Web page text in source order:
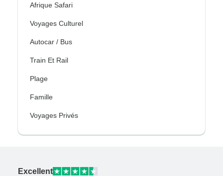
Afrique Safari
Voyages Culturel
Autocar / Bus
Train Et Rail
Plage
Famille
Voyages Privés
Excellent